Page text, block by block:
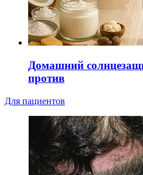
Домашний
против
Для пациентов